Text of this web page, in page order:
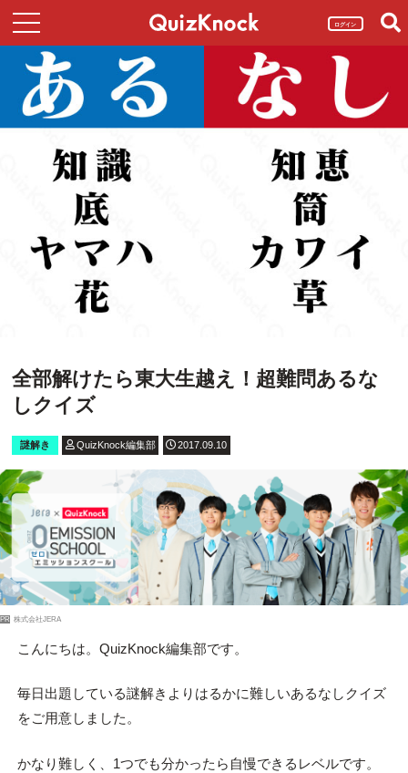
ログイン
全部解けたら東大生越え！超難問あるな
しクイズ
謎解き QuizKnock編集部 2017.09.10
PR 株式会社JERA
こんにちは。QuizKnock編集部です。
毎日出題している謎解きよりはるかに難しいあるなしクイズ
をご用意しました。
かなり難しく、1つでも分かったら自慢できるレベルです。